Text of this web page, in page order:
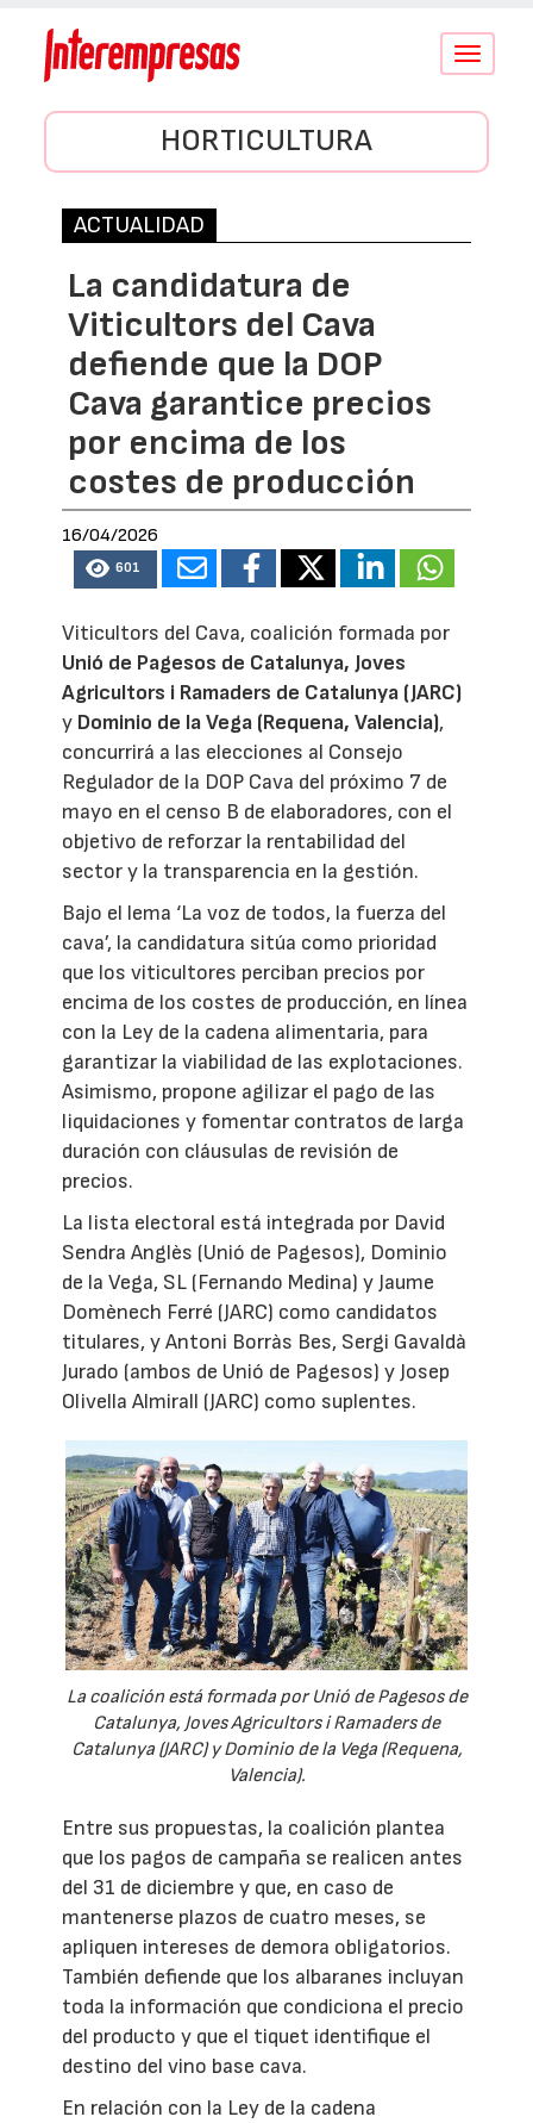
Conmutar
HORTICULTURA
ACTUALIDAD
La candidatura de
Viticultors del Cava
defiende que la DOP
Cava garantice precios
por encima de los
costes de producción
16/04/2026
601
Viticultors del Cava, coalición formada por
Unió de Pagesos de Catalunya, Joves
Agricultors i Ramaders de Catalunya (JARC)
y Dominio de la Vega (Requena, Valencia),
concurrirá a las elecciones al Consejo
Regulador de la DOP Cava del próximo 7 de
mayo en el censo B de elaboradores, con el
objetivo de reforzar la rentabilidad del
sector y la transparencia en la gestión.
Bajo el lema ‘La voz de todos, la fuerza del
cava’, la candidatura sitúa como prioridad
que los viticultores perciban precios por
encima de los costes de producción, en línea
con la Ley de la cadena alimentaria, para
garantizar la viabilidad de las explotaciones.
Asimismo, propone agilizar el pago de las
liquidaciones y fomentar contratos de larga
duración con cláusulas de revisión de
precios.
La lista electoral está integrada por David
Sendra Anglès (Unió de Pagesos), Dominio
de la Vega, SL (Fernando Medina) y Jaume
Domènech Ferré (JARC) como candidatos
titulares, y Antoni Borràs Bes, Sergi Gavaldà
Jurado (ambos de Unió de Pagesos) y Josep
Olivella Almirall (JARC) como suplentes.
La coalición está formada por Unió de Pagesos de
Catalunya, Joves Agricultors i Ramaders de
Catalunya (JARC) y Dominio de la Vega (Requena,
Valencia).
Entre sus propuestas, la coalición plantea
que los pagos de campaña se realicen antes
del 31 de diciembre y que, en caso de
mantenerse plazos de cuatro meses, se
apliquen intereses de demora obligatorios.
También defiende que los albaranes incluyan
toda la información que condiciona el precio
del producto y que el tiquet identifique el
destino del vino base cava.
En relación con la Ley de la cadena